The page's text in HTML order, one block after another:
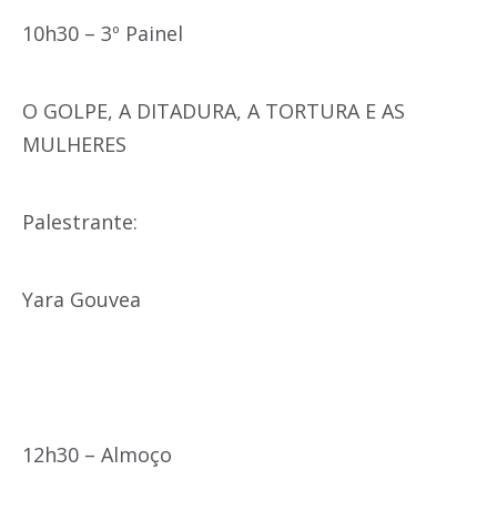
10h30 – 3º Painel
O GOLPE, A DITADURA, A TORTURA E AS
MULHERES
Palestrante:
Yara Gouvea
12h30 – Almoço